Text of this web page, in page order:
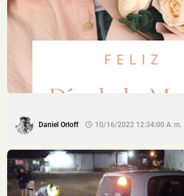
Daniel Orloff 10/16/2022 12:34:00 A. M.